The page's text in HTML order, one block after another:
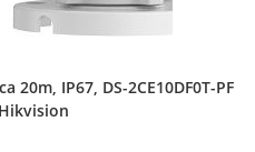
20m, IP67, DS-2CE10DF0T-PF